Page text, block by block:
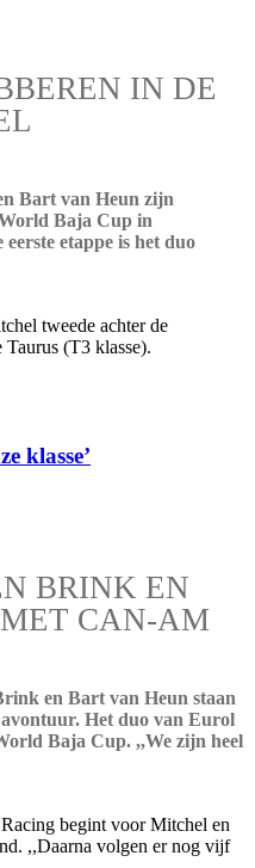
IN DE
Bart van Heun zijn
Baja Cup in
etappe is het duo
tweede achter de
Taurus (T3 klasse).
klasse’
BRINK EN
CAN-AM
en Bart van Heun staan
Het duo van Eurol
Baja Cup. ,,We zijn heel
begint voor Mitchel en
,,Daarna volgen er nog vijf